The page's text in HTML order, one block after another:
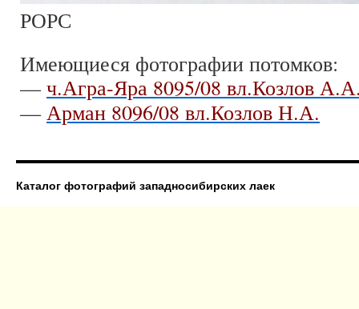
РОРС
Имеющиеся фотографии потомков:
— ч.Агра-Яра 8095/08 вл.Козлов
— Арман 8096/08 вл.Козлов Н.А.
Каталог фотографий западносибирских лаек